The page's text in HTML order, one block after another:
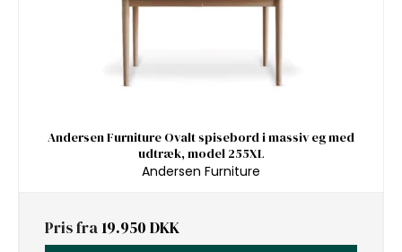
Andersen Furniture Ovalt spisebord i massiv eg med
udtræk, model 255XL
Andersen Furniture
Pris fra 19.950 DKK